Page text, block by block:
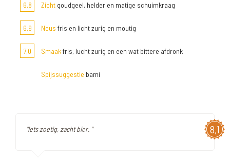
6,8
Zicht goudgeel, helder en matige schuimkraag
6,9 Neus fris en licht zurig en moutig
7,0 Smaakfris, lucht zurig en een wat bittere afdronk
Spijssuggestie bami
8,1
"Iets zoetig, zacht bier. "